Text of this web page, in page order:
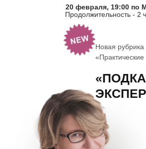
20 февраля, 19:00 по
Новая рубрика
«Практические
Продолжительность - 2